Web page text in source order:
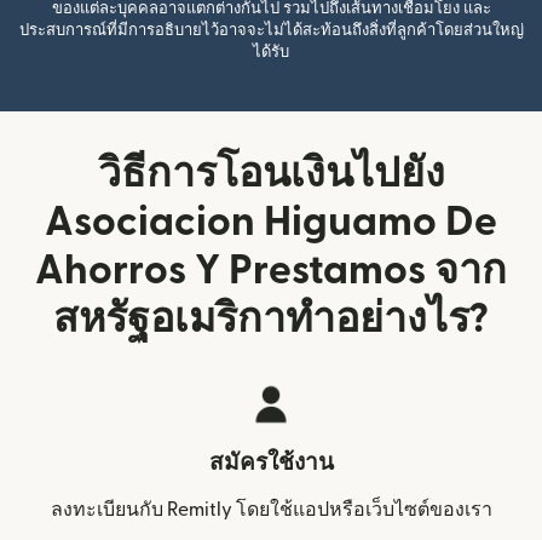
ของแต่ละบุคคลอาจแตกต่างกันไป รวมไปถึงเส้นทางเชื่อมโยง และ
ประสบการณ์ที่มีการอธิบายไว้อาจจะไม่ได้สะท้อนถึงสิ่งที่ลูกค้าโดยส่วนใหญ่
ได้รับ
วิธีการโอนเงินไปยัง
Asociacion Higuamo De
Ahorros Y Prestamos จาก
สหรัฐอเมริกาทำอย่างไร?
สมัครใช้งาน
ลงทะเบียนกับ Remitly โดยใช้แอปหรือเว็บไซต์ของเรา